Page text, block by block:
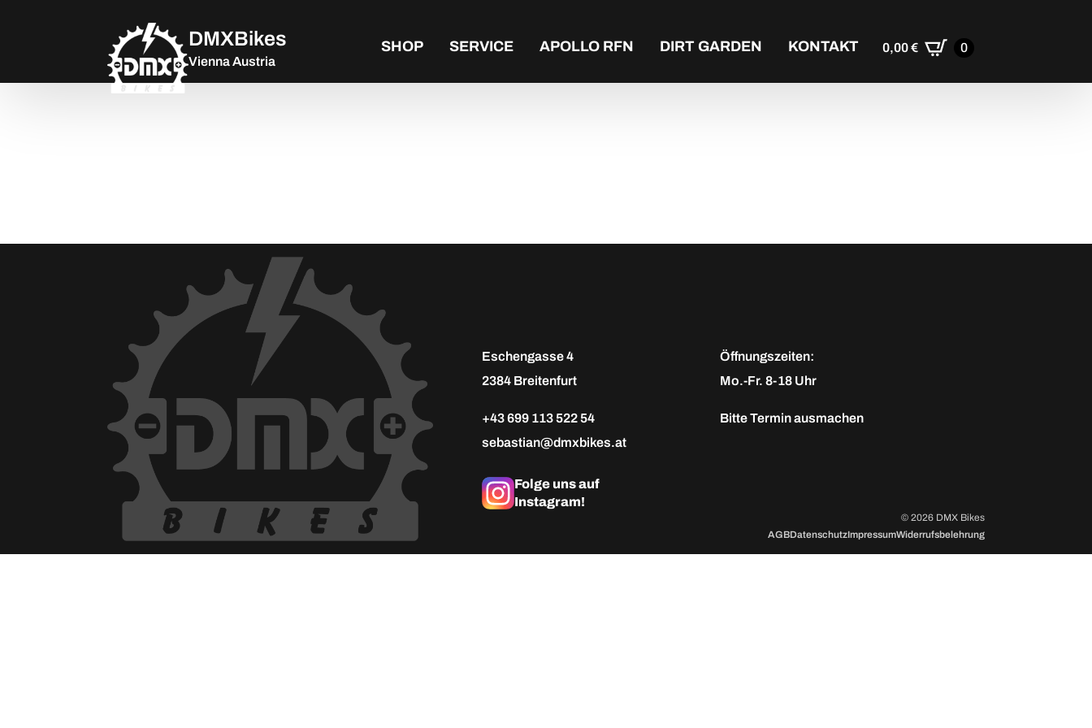
DMXBikes
Vienna Austria
SHOP SERVICE APOLLO RFN DIRT GARDEN KONTAKT 0,00€ 0
Eschengasse 4
2384 Breitenfurt
+43 699 113 522 54
sebastian@dmxbikes.at
Folge uns auf
Instagram!
Öffnungszeiten:
Mo.-Fr. 8-18 Uhr
BitteTermin ausmachen
© 2026 DMX Bikes
AGBDatenschutzImpressumWiderrufsbelehrung